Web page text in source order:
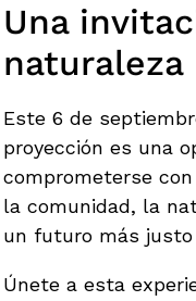
Una
naturaleza
Este 6 de
proyección es una
comprometerse
la comunidad, la
un futuro más
Únete a esta